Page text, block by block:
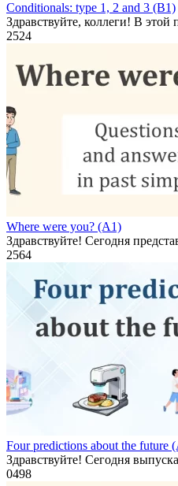
Conditionals: type 1, 2 and 3 (B1)
Здравствуйте, коллеги! В
2524
Where were you? (A1)
Здравствуйте! Сегодня
2564
Four predictions about the future
Здравствуйте! Сегодня
0498